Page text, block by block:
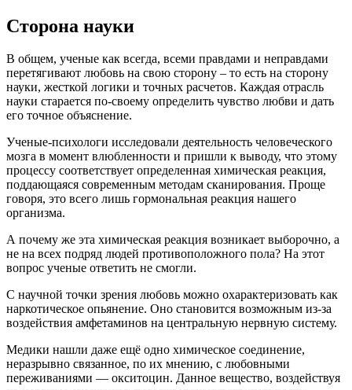
Сторона науки
В общем, ученые как всегда, всеми правдами и неправдами
перетягивают любовь на свою сторону – то есть на сторону
науки, жесткой логики и точных расчетов. Каждая отрасль
науки старается по-своему определить чувство любви и дать
его точное объяснение.
Ученые-психологи исследовали деятельность человеческого
мозга в момент влюбленности и пришли к выводу, что этому
процессу соответствует определенная химическая реакция,
поддающаяся современным методам сканирования. Проще
говоря, это всего лишь гормональная реакция нашего
организма.
А почему же эта химическая реакция возникает выборочно, а
не на всех подряд людей противоположного пола? На этот
вопрос ученые ответить не смогли.
С научной точки зрения любовь можно охарактеризовать как
наркотическое опьянение. Оно становится возможным из-за
воздействия амфетаминов на центральную нервную систему.
Медики нашли даже ещё одно химическое соединение,
неразрывно связанное, по их мнению, с любовными
переживаниями — окситоцин. Данное вещество, воздействуя